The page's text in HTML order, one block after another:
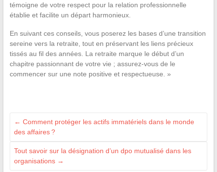
témoigne de votre respect pour la relation professionnelle
établie et facilite un départ harmonieux.
En suivant ces conseils, vous poserez les bases d’une transition
sereine vers la retraite, tout en préservant les liens précieux
tissés au fil des années. La retraite marque le début d’un
chapitre passionnant de votre vie ; assurez-vous de le
commencer sur une note positive et respectueuse. »
← Comment protéger les actifs immatériels dans le monde
des affaires ?
Tout savoir sur la désignation d’un dpo mutualisé dans les
organisations →